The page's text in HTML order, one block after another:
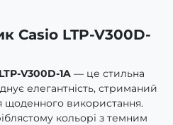
Casio LTP-V300D-
V300D-1A — це стильна
елегантність, стриманий
щоденного використання.
кольорі з темним